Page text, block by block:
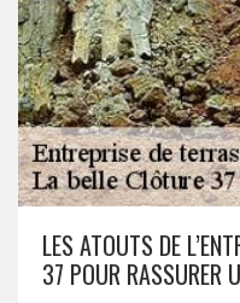
LES ATOUTS DE
37 POUR RASSURER